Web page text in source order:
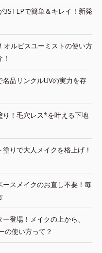
3STEPで簡単＆キレイ！新発
オルビスユーミストの使い方
名品リンクルUVの実力を存
り！毛穴レス*を叶える下地
塗りで大人メイクを格上げ！
ースメイクのお直し不要！毎
登場！メイクの上から、
の使い方って？